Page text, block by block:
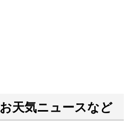
天気ニュースなど